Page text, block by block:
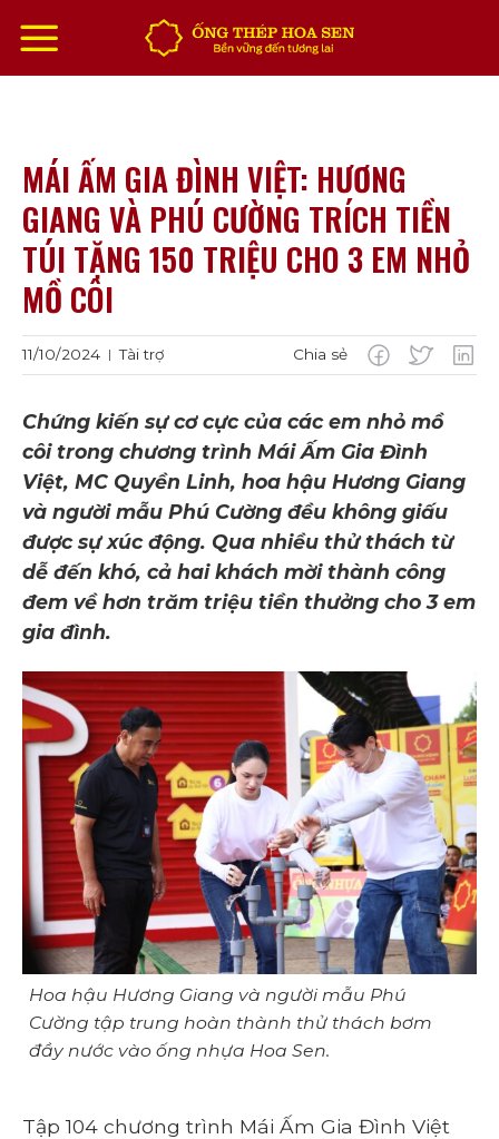
đến
nội
dung
MÁI ẤM GIA ĐÌNH VIỆT: HƯƠNG
GIANG VÀ PHÚ CƯỜNG TRÍCH TIỀN
TÚI TẶNG 150 TRIỆU CHO 3 EM NHỎ
MỒ CÔI
11/10/2024 | Tài trợ Chia sẻ
Chứng kiến sự cơ cực của các em nhỏ mồ
côi trong chương trình Mái Ấm Gia Đình
Việt, MC Quyền Linh, hoa hậu Hương Giang
và người mẫu Phú Cường đều không giấu
được sự xúc động. Qua nhiều thử thách từ
dễ đến khó, cả hai khách mời thành công
đem về hơn trăm triệu tiền thưởng cho 3 em
gia đình.
Hoa hậu Hương Giang và người mẫu Phú
Cường tập trung hoàn thành thử thách bơm
đầy nước vào ống nhựa Hoa Sen.
Tập 104 chương trình Mái Ấm Gia Đình Việt